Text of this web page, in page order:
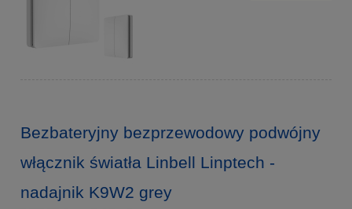
Bezbateryjny bezprzewodowy podwójny
włącznik światła Linbell Linptech -
nadajnik K9W2 grey